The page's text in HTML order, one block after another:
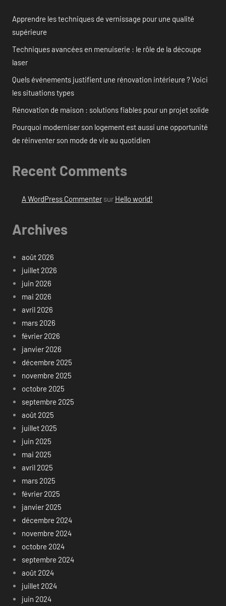
Apprendre les techniques de vernissage pour une qualité
supérieure
Techniques avancées en menuiserie : le rôle de la découpe
laser
Quels événements justifient une rénovation intérieure ? Voici
les situations types
Rénovation de maison : solutions fiables pour un projet solide
Pourquoi moderniser son logement est aussi une opportunité
de réinventer son mode de vie au quotidien
Recent Comments
A WordPress Commentersur Hello world!
Archives
août 2026
juillet 2026
juin 2026
mai 2026
avril 2026
mars 2026
février 2026
janvier 2026
décembre 2025
novembre 2025
octobre 2025
septembre 2025
août 2025
juillet 2025
juin 2025
mai 2025
avril 2025
mars 2025
février 2025
janvier 2025
décembre 2024
novembre 2024
octobre 2024
septembre 2024
août 2024
juillet 2024
juin 2024